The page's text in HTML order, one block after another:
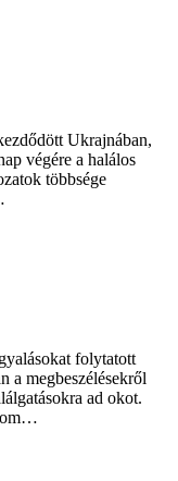
Ukrajnában,
végére a halálos
többsége
folytatott
a megbeszélésekről
ad okot.